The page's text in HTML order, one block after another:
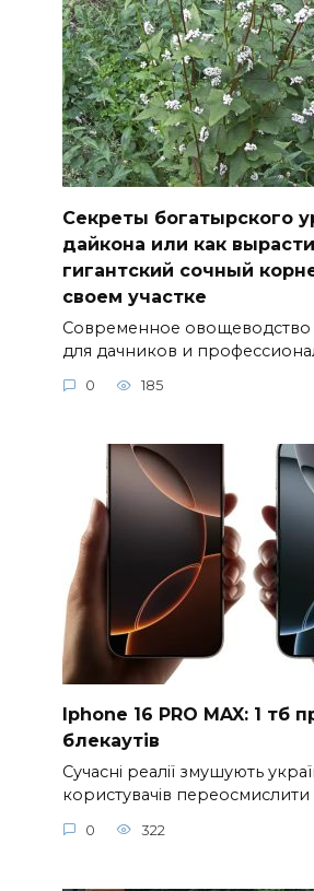
Секреты богатырского
дайкона или как
гигантский сочный
своем участке
Современное овощеводство
для дачников и
0 185
Iphone 16 PRO MAX: 1 тб
блекаутів
Сучасні реалії змушують
користувачів переосмислити
0 322